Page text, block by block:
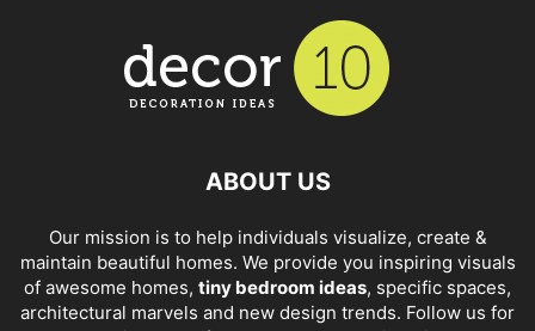
ABOUT US
Our mission is to help individuals visualize, create &
maintain beautiful homes. We provide you inspiring visuals
of awesome homes, tiny bedroom ideas, specific spaces,
architectural marvels and new design trends. Follow us for